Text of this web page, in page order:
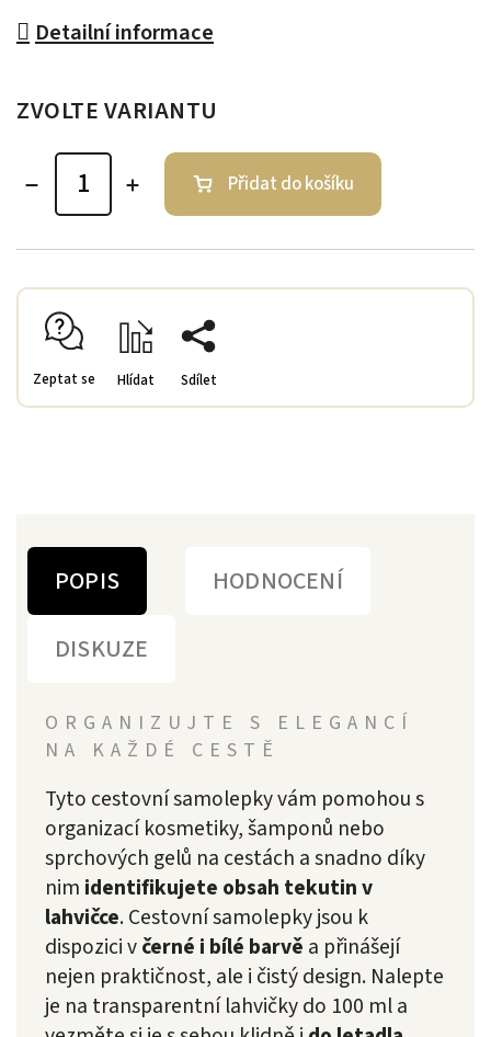
Detailní informace
ZVOLTE VARIANTU
Přidat do košíku
Zeptat se Hlídat Sdílet
POPIS
HODNOCENÍ
DISKUZE
ORGANIZUJTE S ELEGANCÍ
NA KAŽDÉ CESTĚ
Tyto cestovní samolepky vám pomohou s
organizací kosmetiky, šamponů nebo
sprchových gelů na cestách a snadno díky
nim identifikujete obsah tekutin v
lahvičce. Cestovní samolepky jsou k
dispozici včerné i bílé barvě a přinášejí
nejen praktičnost, ale i čistý design. Nalepte
je na transparentní lahvičky do 100 ml a